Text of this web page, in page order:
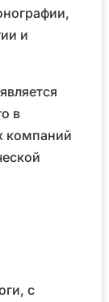
и
в
компаний
с